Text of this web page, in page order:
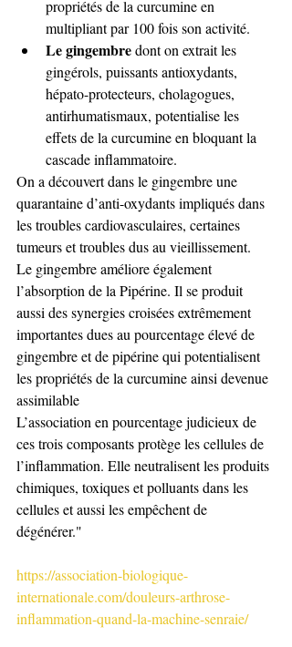
propriétés de la curcumine en
multipliant par 100 fois son activité.
Le gingembre dont on extrait les
gingérols, puissants antioxydants,
hépato-protecteurs, cholagogues,
antirhumatismaux, potentialise les
effets de la curcumine en bloquant la
cascade inflammatoire.
On a découvert dans le gingembre une
quarantaine d’anti-oxydants impliqués dans
les troubles cardiovasculaires, certaines
tumeurs et troubles dus au vieillissement.
Le gingembre améliore également
l’absorption de la Pipérine. Il se produit
aussi des synergies croisées extrêmement
importantes dues au pourcentage élevé de
gingembre et de pipérine qui potentialisent
les propriétés de la curcumine ainsi devenue
assimilable
L’association en pourcentage judicieux de
ces trois composants protège les cellules de
l’inflammation. Elle neutralisent les produits
chimiques, toxiques et polluants dans les
cellules et aussi les empêchent de
dégénérer."
https://association-biologique-
internationale.com/douleurs-arthrose-
inflammation-quand-la-machine-senraie/